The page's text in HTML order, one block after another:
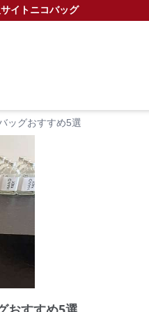
イトニコバッグ
ッグおすすめ5選